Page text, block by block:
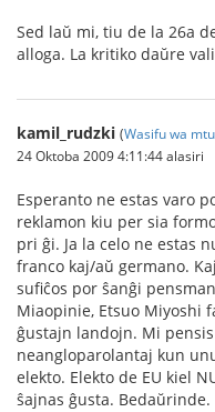
Sed laŭ mi, tiu de la 26a
alloga. La kritiko daŭre
kamil_rudzki (Wasifu wa
24 Oktoba 2009 4:11:44 alasiri
Esperanto ne estas varo
reklamon kiu per sia
pri ĝi. Ja la celo ne estas
franco kaj/aŭ germano.
sufiĉos por ŝanĝi
Miaopinie, Etsuo Miyoshi
ĝustajn landojn. Mi
neangloparolantaj kun
elekto. Elekto de EU kiel
ŝajnas ĝusta. Bedaŭrinde.